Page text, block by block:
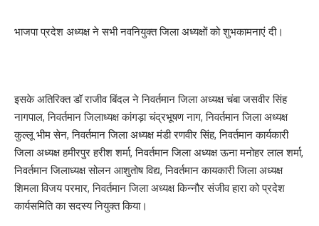
भाजपा प्रदेश अध्यक्ष ने सभी नवनियुक्त जिला अध्यक्षों को शुभकामनाएं दी।
इसके अतिरिक्त डॉ राजीव बिंदल ने निवर्तमान जिला अध्यक्ष चंबा जसवीर सिंह
नागपाल, निवर्तमान जिलाध्यक्ष कांगड़ा चंद्रभूषण नाग, निवर्तमान जिला अध्यक्ष
कुल्लू भीम सेन, निवर्तमान जिला अध्यक्ष मंडी रणवीर सिंह, निवर्तमान कार्यकारी
जिला अध्यक्ष हमीरपुर हरीश शर्मा, निवर्तमान जिला अध्यक्ष ऊना मनोहर लाल शर्मा,
निवर्तमान जिलाध्यक्ष सोलन आशुतोष विद्य, निवर्तमान कायकारी जिला अध्यक्ष
शिमला विजय परमार, निवर्तमान जिला अध्यक्ष किन्नौर संजीव हारा को प्रदेश
कार्यसमिति का सदस्य नियुक्त किया।